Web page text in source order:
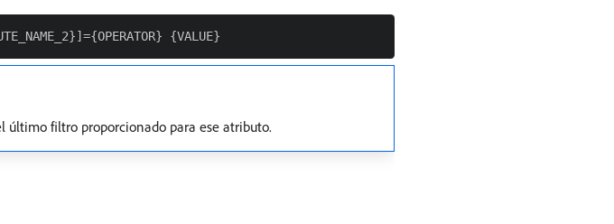
último filtro proporcionado para ese atributo.